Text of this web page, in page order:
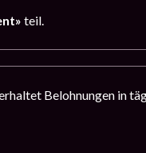
teil.
Belohnungen in